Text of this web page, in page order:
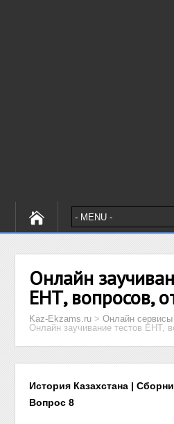
Онлайн
ЕНТ, вопросов,
Kaz-Ekzams.ru >Онлайн
Онлайн заучивание тестов ЕНТ,
История Казахстана |
Вопрос 8